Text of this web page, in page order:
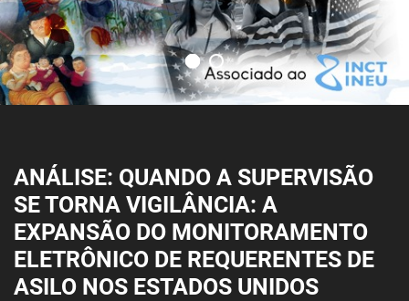
ANÁLISE: QUANDO A SUPERVISÃO
SE TORNA VIGILÂNCIA: A
EXPANSÃO DO MONITORAMENTO
ELETRÔNICO DE REQUERENTES DE
ASILO NOS ESTADOS UNIDOS